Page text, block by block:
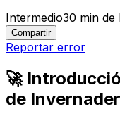
Intermedio30 min de
Compartir
Reportar error
🚀
de